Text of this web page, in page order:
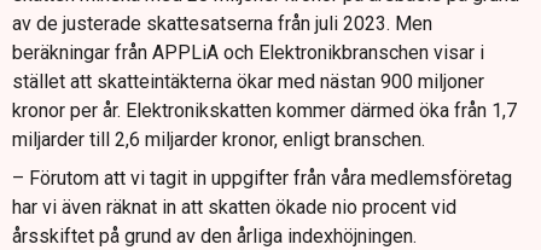
av de justerade skattesatserna från juli 2023. Men
beräkningar från APPLiA och Elektronikbranschen visar i
stället att skatteintäkterna ökar med nästan 900 miljoner
kronor per år. Elektronikskatten kommer därmed öka från 1,7
miljarder till 2,6 miljarder kronor, enligt branschen.
– Förutom att vi tagit in uppgifter från våra medlemsföretag
har vi även räknat in att skatten ökade nio procent vid
årsskiftet på grund av den årliga indexhöjningen.